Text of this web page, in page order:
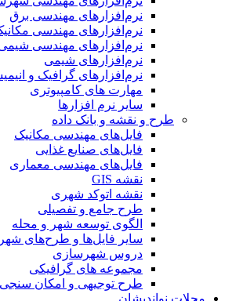
نرم‌افزارهای مهندسی برق
نرم‌افزارهای مهندسی مکانیک
نرم‌افزارهای مهندسی شیمی
نرم‌افزارهای شیمی
نرم‌افزارهای گرافیک و انیمیشن
مهارت های کامپیوتری
سایر نرم افزارها
طرح و نقشه و بانک داده
فایل‌های مهندسی مکانیک
فایل‌های صنایع غذایی
فایل‌های مهندسی معماری
نقشه GIS
نقشه اتوکد شهری
طرح جامع و تفصیلی
الگوی توسعه شهر و محله
سایر فایل‌ها و طرح‌های شهری
دروس شهرسازی
مجموعه های گرافیکی
طرح توجیهی و امکان سنجی
مجلات نواندیشان